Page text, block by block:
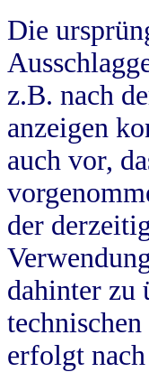
Die
z.B. nach
anzeigen
auch vor,
der
dahinter zu
erfolgt